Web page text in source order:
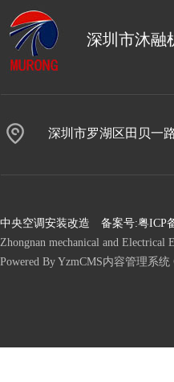
深圳市罗湖区田贝一
中央空调安装改造 备案号:粤ICP
Zhongnan mechanical and Electrical
Powered By YzmCMS内容管理系
深圳市沐融